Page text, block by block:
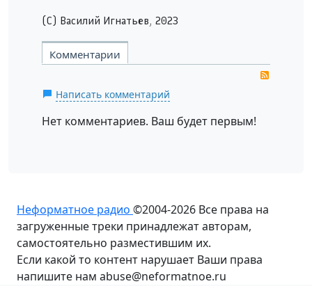
(C) Василий Игнатьев, 2023
Комментарии
Написать комментарий
Нет комментариев. Ваш будет первым!
Неформатное радио ©2004-2026 Все права на
загруженные треки принадлежат авторам,
самостоятельно разместившим их.
Если какой то контент нарушает Ваши права
напишите нам abuse@neformatnoe.ru